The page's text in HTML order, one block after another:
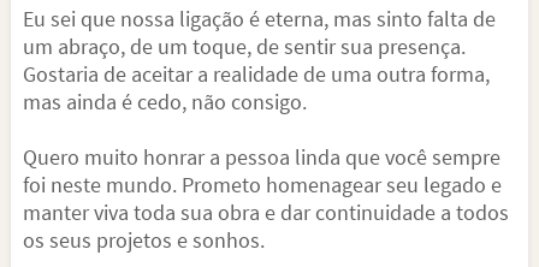
Eu sei que nossa ligação é eterna, mas sinto falta de
um abraço, de um toque, de sentir sua presença.
Gostaria de aceitar a realidade de uma outra forma,
mas ainda é cedo, não consigo.
Quero muito honrar a pessoa linda que você sempre
foi neste mundo. Prometo homenagear seu legado e
manter viva toda sua obra e dar continuidade a todos
os seus projetos e sonhos.